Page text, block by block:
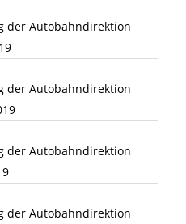
der Autobahndirektion
der Autobahndirektion
der Autobahndirektion
der Autobahndirektion